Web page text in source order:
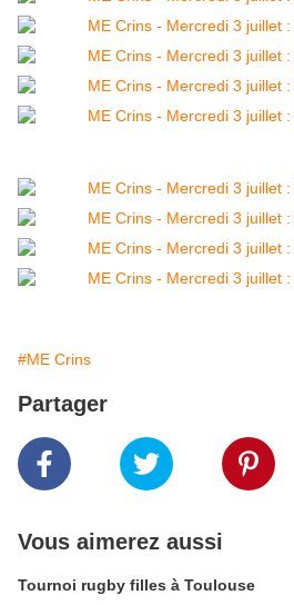
#ME Crins
Partager
Vous aimerez aussi
Tournoi rugby filles à Toulouse